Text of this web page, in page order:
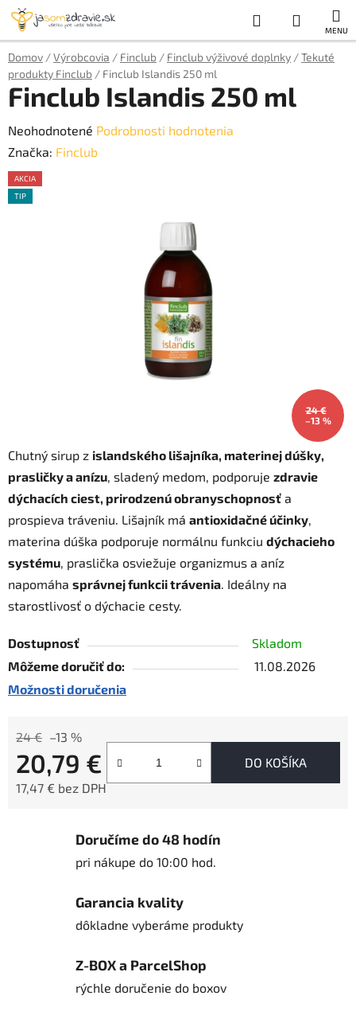
Prejsť
obsah
Hľadať
KOŠÍK
Domov /Výrobcovia / Finclub / Finclub výživové doplnky /Tekuté
produkty Finclub / Finclub Islandis 250 ml
Chutný sirup z islandského lišajníka, materinej dúšky,
prasličky a anízu, sladený medom, podporuje zdravie
dýchacích ciest, prirodzenú obranyschopnosť a
prospieva tráveniu. Lišajník má antioxidačné účinky,
materina dúška podporuje normálnu funkciu dýchacieho
systému, praslička osviežuje organizmus a aníz
napomáha správnej funkcii trávenia. Ideálny na
starostlivosť o dýchacie cesty.
Dostupnosť
Skladom
Môžeme doručiť do:
11.08.2026
Možnosti doručenia
24 € –13 %
20,79 €
17,47 € bez DPH
DO KOŠÍKA
Finclub Islandis 250 ml
Priemerné
hodnotenie
produktu
je
Neohodnotené Podrobnosti hodnotenia
Značka: Finclub
AKCIA
TIP
24 €
–13 %
Doručíme do 48 hodín
pri nákupe do 10:00 hod.
Garancia kvality
dôkladne vyberáme produkty
Z-BOX a ParcelShop
rýchle doručenie do boxov